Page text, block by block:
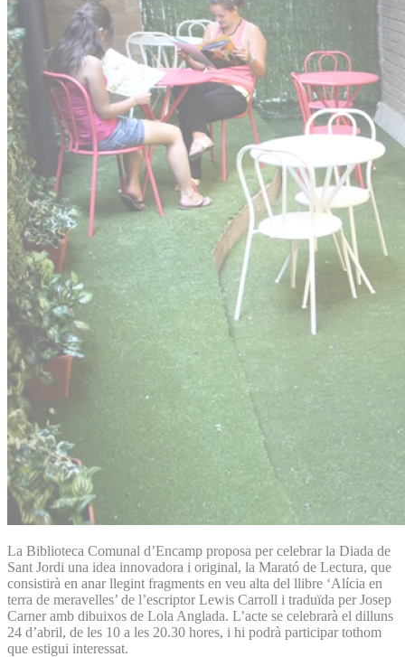
La Biblioteca Comunal d’Encamp proposa per celebrar la Diada de
Sant Jordi una idea innovadora i original, la Marató de Lectura, que
consistirà en anar llegint fragments en veu alta del llibre ‘Alícia en
terra de meravelles’ de l’escriptor Lewis Carroll i traduïda per Josep
Carner amb dibuixos de Lola Anglada. L’acte se celebrarà el dilluns
24 d’abril, de les 10 a les 20.30 hores, i hi podrà participar tothom
que estigui interessat.